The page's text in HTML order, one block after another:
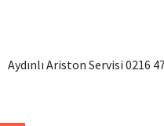
Aydınlı Ariston Servisi 0216